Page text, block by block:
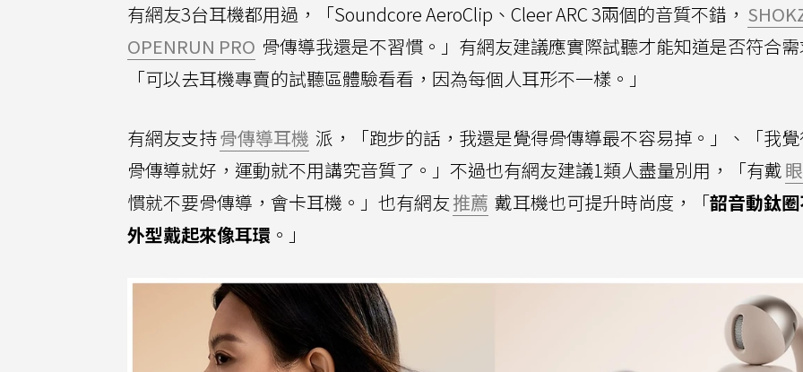
有網友3台耳機都用過，「Soundcore AeroClip、Cleer ARC 3兩個的音質不錯，
OPENRUN PRO 骨傳導我還是不習慣。」有網友建議應實際試聽才能知道是否符合
「可以去耳機專賣的試聽區體驗看看，因為每個人耳形不一樣。」
有網友支持骨傳導耳機 派，「跑步的話，我還是覺得骨傳導最不容易掉。」、「我
骨傳導就好，運動就不用講究音質了。」不過也有網友建議1類人盡量別用，「有戴
慣就不要骨傳導，會卡耳機。」也有網友推薦 戴耳機也可提升時尚度，「韶音動鈦
外型戴起來像耳環 。」